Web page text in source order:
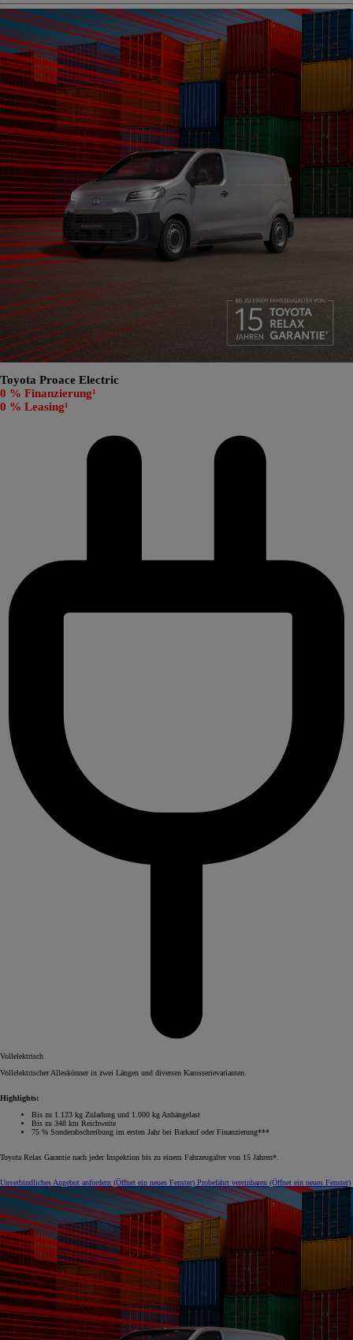
Toyota Proace Electric
0 % Finanzierung¹
0 % Leasing¹
Vollelektrisch
Vollelektrischer Alleskönner in zwei Längen und diversen Karosserievarianten.
Highlights:
Bis zu 1.123 kg Zuladung und 1.000 kg Anhängelast
Bis zu 348 km Reichweite
75 % Sonderabschreibung im ersten Jahr bei Barkauf oder Finanzierung***
Toyota Relax Garantie nach jeder Inspektion bis zu einem Fahrzeugalter von 15 Jahren*.
Unverbindliches Angebot anfordern (Öffnet ein neues Fenster) Probefahrt vereinbaren (Öffnet ein neues Fenster)